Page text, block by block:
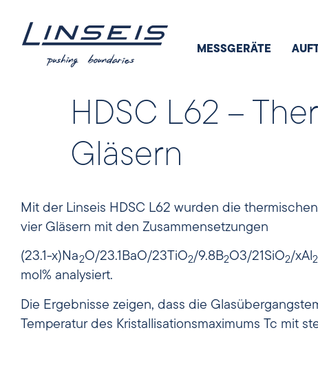
MESSGERÄTE
HDSC L62 –
Gläsern
Mit der Linseis HDSC L62 wurden die
vier Gläsern mit den Zusammensetzungen
(23.1-x)Na2O/23.1BaO/23TiO2/9.8B2O3/21SiO2/xAl2
mol% analysiert.
Die Ergebnisse zeigen, dass die
Temperatur des Kristallisationsmaximums Tc mit